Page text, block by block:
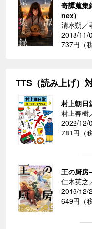
奇譚蒐
nex）
清水朔／
2018/11/
737円（
TTS（読み上げ）
村上朝日
村上春樹
2022/12/
781円（
王の厨
仁木英之
2016/12/
649円（